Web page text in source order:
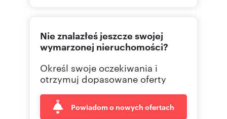
Nie znalazłeś jeszcze swojej
wymarzonej nieruchomości?
Określ swoje oczekiwania i
otrzymuj dopasowane oferty
Powiadom o nowych ofertach